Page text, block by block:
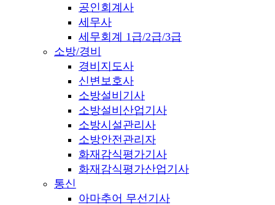
공인회계사
세무사
세무회계 1급/2급/3급
소방/경비
경비지도사
신변보호사
소방설비기사
소방설비산업기사
소방시설관리사
소방안전관리자
화재감식평가기사
화재감식평가산업기사
통신
아마추어 무선기사